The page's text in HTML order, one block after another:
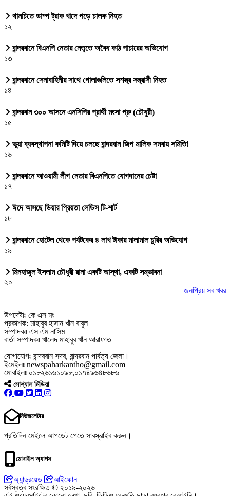
থানচিতে ডাম্প ট্রাক খাদে পড়ে চালক নিহত
১২
বান্দরবানে বিএনপি নেতার নেতৃতে অবৈধ কাঠ পাচারের অভিযোগ
১৩
বান্দরবানে সেনাবাহিনীর সাথে গোলাগুলিতে সশস্ত্র সন্ত্রাসী নিহত
১৪
বান্দরবান ৩০০ আসনে এনসিপির প্রার্থী মংসা প্রু (চৌধুরী)
১৫
ভুয়া ব্যবস্থাপনা কমিটি দিয়ে চলছে বান্দরবান জিপ মালিক সমবায় সমিতি!
১৬
বান্দরবানে আওয়ামী লীগ নেতার বিএনপিতে যোগদানের চেষ্টা
১৭
ঈদে আসছে ডিয়ার প্রিয়তা লেডিস টি-শার্ট
১৮
বান্দরবানে হোটেল থেকে পর্যটকের ৪ লাখ টাকার মালামাল চুরির অভিযোগ
১৯
মিনহাজুল ইসলাম চৌধুরী রানা একটি আস্থা, একটি সম্ভাবনা
২০
জনপ্রিয় সব খবর
উপদেষ্টাঃ কে এস মং
প্রকাশক: মাহাবুব হাসান খাঁন বাবুল
সম্পাদকঃ এস এম নাসিম
বার্তা সম্পাদকঃ খালেদ মাহাবুব খাঁন আরাফাত
যোগাযোগঃ বান্দরবান সদর, বান্দরবান পার্বত্য জেলা।
ইমেইলঃ newspaharkantho@gmail.com
মোবাইলঃ ০১৮২৬১৬১০৯৮,০১৭৪৯৬৪৮৬৮৬
সোশ্যাল মিডিয়া
নিউজলেটার
প্রতিদিন মেইলে আপডেট পেতে সাবস্ক্রাইব করুন।
মোবাইল অ্যাপস
অ্যান্ড্রয়েড
আইফোন
সর্বস্বত্ব সংরক্ষিত © ২০১৯-২০২৬